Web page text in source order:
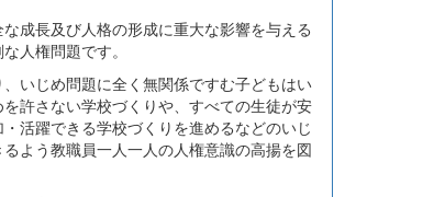
成長及び人格の形成に重大な影響を与える
人権問題です。
いじめ問題に全く無関係ですむ子どもはい
許さない学校づくりや、すべての生徒が安
活躍できる学校づくりを進めるなどのいじ
よう教職員一人一人の人権意識の高揚を図